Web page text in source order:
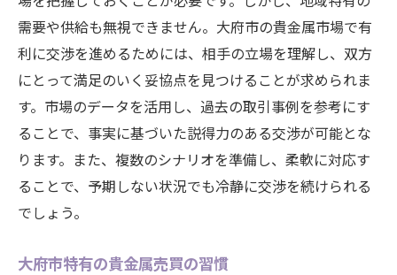
需要や供給も無視できません。大府市の貴金属市場で有
利に交渉を進めるためには、相手の立場を理解し、双方
にとって満足のいく妥協点を見つけることが求められま
す。市場のデータを活用し、過去の取引事例を参考にす
ることで、事実に基づいた説得力のある交渉が可能とな
ります。また、複数のシナリオを準備し、柔軟に対応す
ることで、予期しない状況でも冷静に交渉を続けられる
でしょう。
大府市特有の貴金属売買の習慣